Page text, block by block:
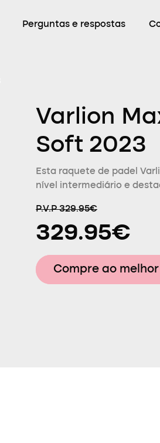
Perguntas e respostas
Varlion
Soft 2023
Esta raquete de padel
nível intermediário e
P.V.P 329.95€
329.95€
Compre ao